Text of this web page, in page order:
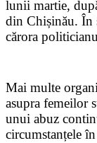
lunii martie,
din Chișinău. În
cărora
Mai multe
asupra femeilor
unui abuz
circumstanțele